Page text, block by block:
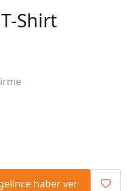
Shirt
haber ver